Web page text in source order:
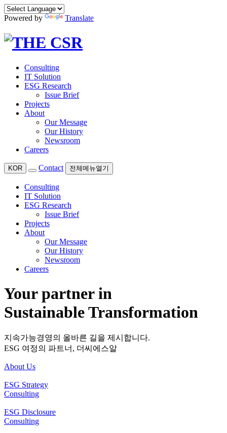
Powered by Translate
Consulting
IT Solution
ESG Research
Issue Brief
Projects
About
Our Message
Our History
Newsroom
Careers
KOR Contact 전체메뉴열기
Consulting
IT Solution
ESG Research
Issue Brief
Projects
About
Our Message
Our History
Newsroom
Careers
Your partner in
Sustainable Transformation
지속가능경영의 올바른 길을 제시합니다.
ESG 여정의 파트너, 더씨에스알
About Us
ESG Strategy
Consulting
ESG Disclosure
Consulting